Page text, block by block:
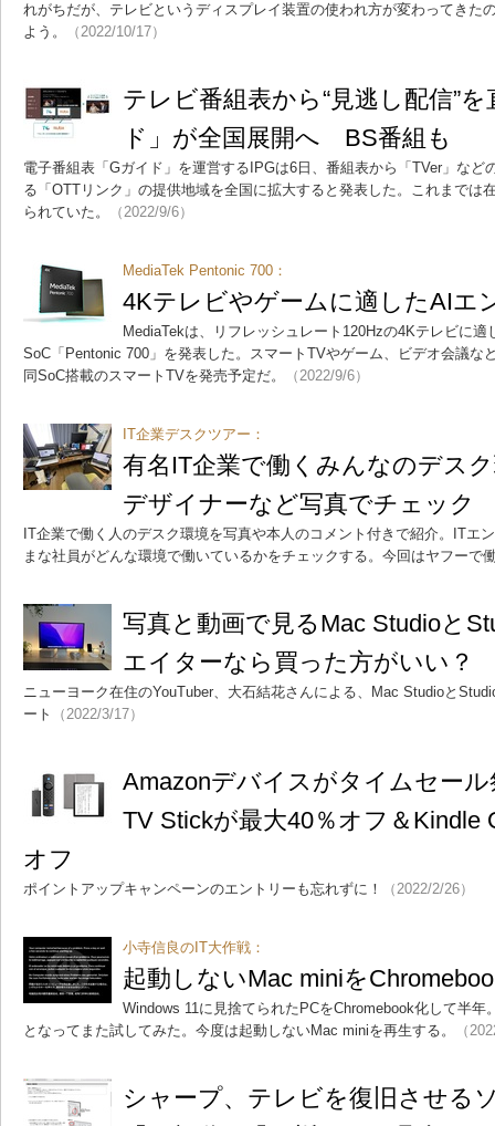
れがちだが、テレビというディスプレイ装置の使われ方が変わってきた
よう。
（2022/10/17）
テレビ番組表から“見逃し配信”
ド」が全国展開へ BS番組も
電子番組表「Gガイド」を運営するIPGは6日、番組表から「TVer」など
る「OTTリンク」の提供地域を全国に拡大すると発表した。これまでは
られていた。
（2022/9/6）
MediaTek Pentonic 700：
4Kテレビやゲームに適したAIエ
MediaTekは、リフレッシュレート120Hzの4Kテレビに
SoC「Pentonic 700」を発表した。スマートTVやゲーム、ビデオ会議な
同SoC搭載のスマートTVを発売予定だ。
（2022/9/6）
IT企業デスクツアー：
有名IT企業で働くみんなのデス
デザイナーなど写真でチェック
IT企業で働く人のデスク環境を写真や本人のコメント付きで紹介。ITエ
まな社員がどんな環境で働いているかをチェックする。今回はヤフーで
写真と動画で見るMac Studioと
エイターなら買った方がいい？
ニューヨーク在住のYouTuber、大石結花さんによる、Mac Studioと
ート
（2022/3/17）
Amazonデバイスがタイムセー
TV Stickが最大40％オフ＆Kindle
オフ
ポイントアップキャンペーンのエントリーも忘れずに！ （2022/2/26）
小寺信良のIT大作戦：
起動しないMac miniを
Windows 11に見捨てられたPCをChromebook化して半年
となってまた試してみた。今度は起動しないMac miniを再生する。
（
シャープ、テレビを復旧させ